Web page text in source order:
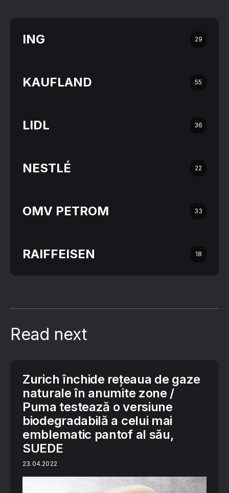
ING 29
KAUFLAND 55
LIDL 36
NESTLÉ 22
OMV PETROM 33
RAIFFEISEN 18
Read next
Zurich închide rețeaua de gaze
naturale în anumite zone /
Puma testează o versiune
biodegradabilă a celui mai
emblematic pantof al său,
SUEDE
23.04.2022